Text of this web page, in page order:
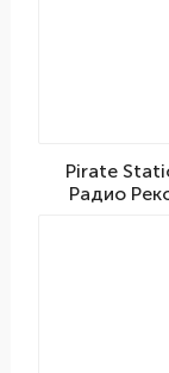
Pirate
Радио